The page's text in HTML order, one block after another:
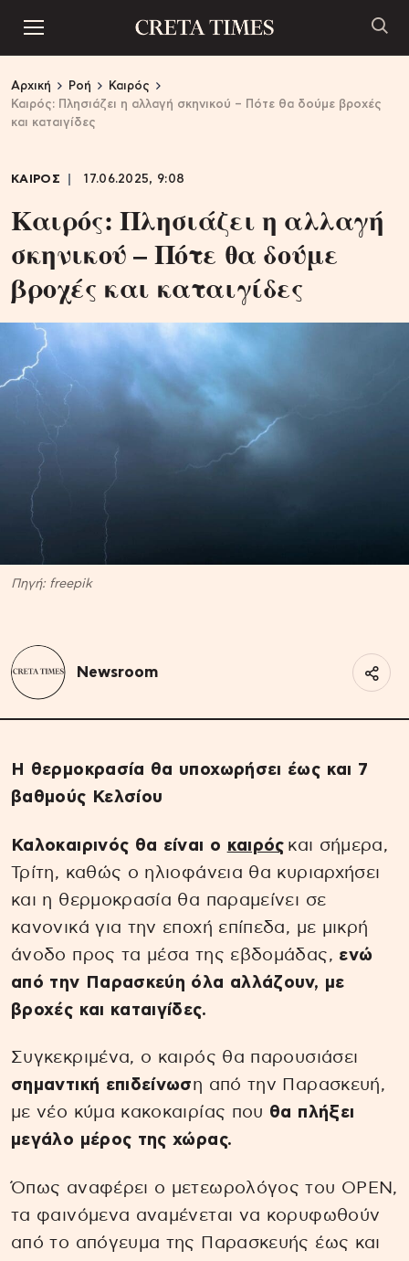
Αρχική Ροή
Καιρός
Καιρός: Πλησιάζει η αλλαγή σκηνικού – Πότε θα δούμε βροχές
και καταιγίδες
ΚΑΙΡΟΣ 17.06.2025, 9:08
Καιρός: Πλησιάζει η αλλαγή
σκηνικού – Πότε θα δούμε
βροχές και καταιγίδες
Πηγή: freepik
Newsroom
Η θερμοκρασία θα υποχωρήσει έως και 7
βαθμούς Κελσίου
Καλοκαιρινός θα είναι ο καιρός και σήμερα,
Τρίτη, καθώς ο ηλιοφάνεια θα κυριαρχήσει
και η θερμοκρασία θα παραμείνει σε
κανονικά για την εποχή επίπεδα, με μικρή
άνοδο προς τα μέσα της εβδομάδας, ενώ
από την Παρασκεύη όλα αλλάζουν, με
βροχές και καταιγίδες.
Συγκεκριμένα, ο καιρός θα παρουσιάσει
σημαντική επιδείνωση από την Παρασκευή,
με νέο κύμα κακοκαιρίας που θα πλήξει
μεγάλο μέρος της χώρας.
Όπως αναφέρει ο μετεωρολόγος του OPEN,
τα φαινόμενα αναμένεται να κορυφωθούν
από το απόγευμα της Παρασκευής έως και